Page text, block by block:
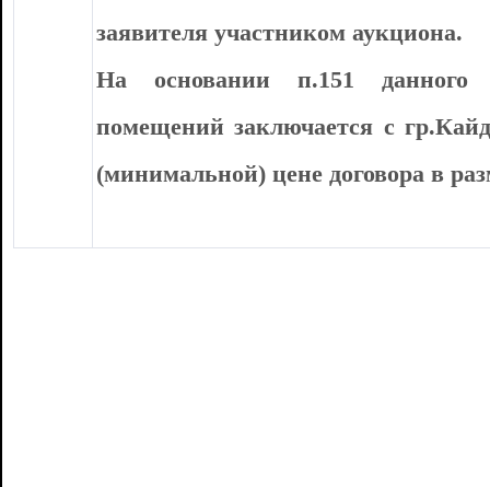
заявителя участником аукциона.
На основании п.151 данного
помещений заключается с
(минимальной) цене договора в